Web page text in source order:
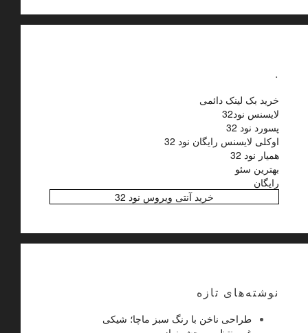
خرید بک لینک دائمی
لایسنس نود32
پسورد نود 32
اوکلی لایسنس رایگان نود 32
همیار نود 32
بهترین سئو
رایگان
خرید آنتی ویروس نود 32
نوشته‌های تازه
طراحی ناخن با رنگ سبز ماچا؛ شیکی